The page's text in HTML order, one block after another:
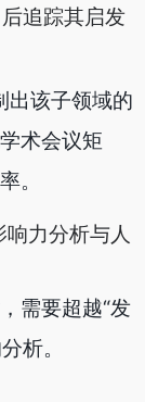
追踪其启发
出该子领域的
术会议矩
。
力分析与人
需要超越“发
析。